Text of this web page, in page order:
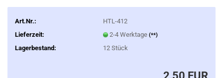
Art.Nr.:
HTL-412
Lieferzeit:
2-4 Werktage (**)
Lagerbestand: 12 Stück